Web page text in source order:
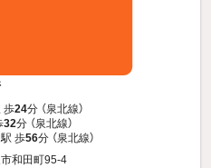
歩24分 （泉北線）
32分 （泉北線）
歩56分 （泉北線）
和田町95-4